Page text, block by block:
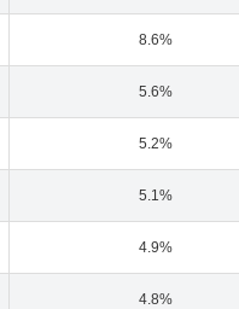
8.6%
5.6%
5.2%
5.1%
4.9%
4.8%